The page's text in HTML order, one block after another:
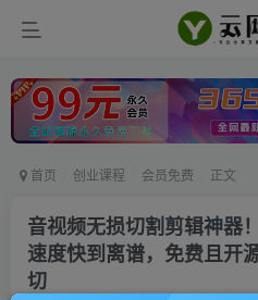
首页 创业课程 会员免费 正文
音视频无损切割剪辑神器
速度快到离谱，免费且
切